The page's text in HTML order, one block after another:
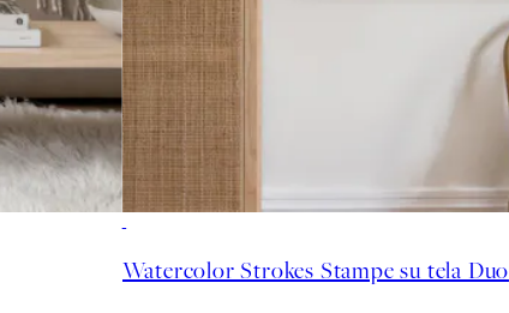
Watercolor Strokes Stampe su tela Duo